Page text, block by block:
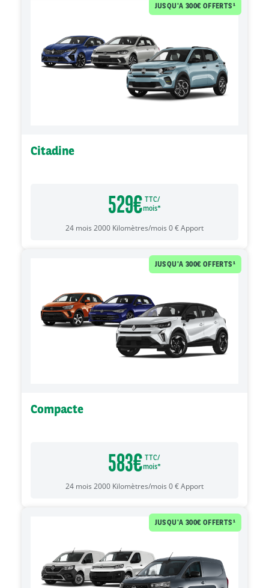
Citadine
529€ TTC/
mois*
24 mois 2000 Kilomètres/mois 0€Apport
Compacte
583€ TTC/
mois*
24 mois 2000 Kilomètres/mois 0€Apport